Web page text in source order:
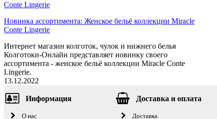
Новинка ассортимента: Женское бельё коллекции Miracle
Conte Lingerie
Интернет магазин колготок, чулок и нижнего белья
Колготоки-Онлайн представляет новинку своего
ассортимента - женское бельё коллекции Miracle Conte
Lingerie.
13.12.2022
Информация
О нас
Доставка и оплата
Доставка